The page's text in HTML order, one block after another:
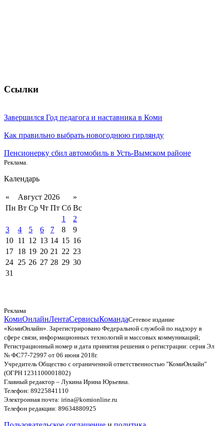
Ссылки
Завершился Год педагога и наставника в Коми
Как правильно выбрать новогоднюю гирлянду
Пенсионерку сбил автомобиль в Усть-Вымском районе
Реклама.
Календарь
« Август 2026
»
Пн Вт Ср Чт Пт Сб Вс
1
2
3
4 5 6 7 8
9
10 11 12 13 14 15 16
17 18 19 20 21 22 23
24 25 26 27 28 29 30
31
Реклама
КомиОнлайнЛентаСервисыКомандаСетевое издание
«КомиОнлайн». Зарегистрировано Федеральной службой по надзору в
сфере связи, информационных технологий и массовых коммуникаций;
Регистрационный номер и дата принятия решения о регистрации: серия Эл
№ ФС77-72997 от 06 июня 2018г.
Учредитель Общество с ограниченной ответственностью "КомиОнлайн"
(ОГРН 1231100001802)
Главный редактор – Лукина Ирина Юрьевна.
Телефон: 89225841110
Электронная почта: irina@komionline.ru
Телефон редакции: 89634880925